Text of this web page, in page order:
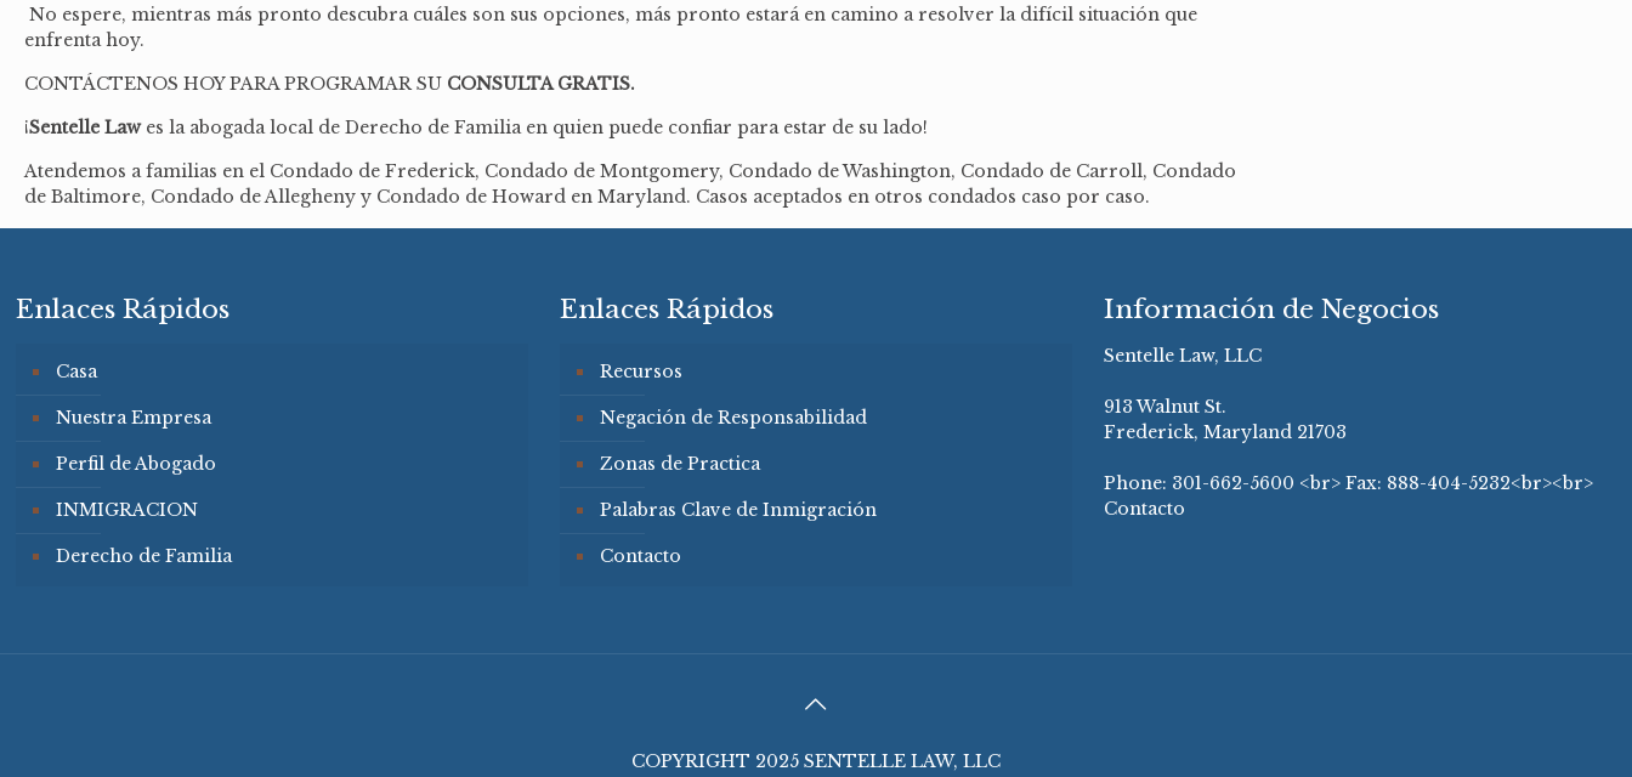
No espere, mientras más pronto descubra cuáles son sus opciones, más pronto estará en camino a resolver la difícil situación que
enfrenta hoy.
CONTÁCTENOS HOY PARA PROGRAMAR SU CONSULTA GRATIS.
¡Sentelle Lawes la abogada local de Derecho de Familia en quien puede confiar para estar de su lado!
Atendemos a familias en el Condado de Frederick, Condado de Montgomery, Condado de Washington, Condado de Carroll, Condado
de Baltimore, Condado de Allegheny y Condado de Howard en Maryland. Casos aceptados en otros condados caso por caso.
Enlaces Rápidos
Casa
Nuestra Empresa
Perfil de Abogado
INMIGRACION
Derecho de Familia
Enlaces Rápidos
Recursos
Negación de Responsabilidad
Zonas de Practica
Palabras Clave de Inmigración
Contacto
Información de Negocios
Sentelle Law, LLC
913 Walnut St.
Frederick, Maryland 21703
Phone: 301-662-5600 <br> Fax: 888-404-5232<br><br>
Contacto
COPYRIGHT 2025 SENTELLE LAW, LLC